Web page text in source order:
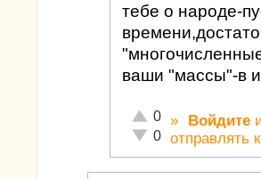
тебе о народе-
ваши "массы"-в
Отлично!
0
Неадекватно!
0
» Войдите
отправлять